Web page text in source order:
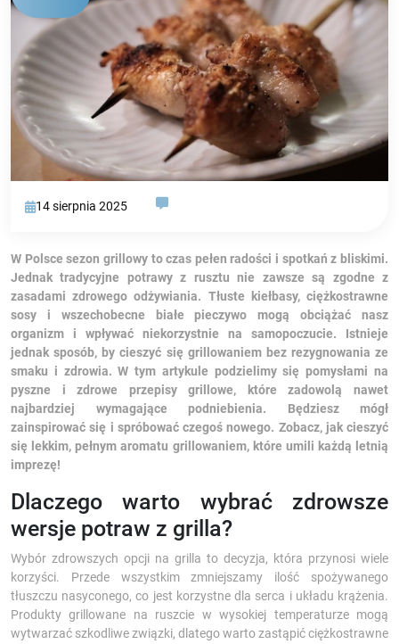
14 sierpnia 2025
W Polsce sezon grillowy to czas pełen radości i spotkań z bliskimi.
Jednak tradycyjne potrawy z rusztu nie zawsze są zgodne z
zasadami zdrowego odżywiania. Tłuste kiełbasy, ciężkostrawne
sosy i wszechobecne białe pieczywo mogą obciążać nasz
organizm i wpływać niekorzystnie na samopoczucie. Istnieje
jednak sposób, by cieszyć się grillowaniem bez rezygnowania ze
smaku i zdrowia. W tym artykule podzielimy się pomysłami na
pyszne i zdrowe przepisy grillowe, które zadowolą nawet
najbardziej wymagające podniebienia. Będziesz mógł
zainspirować się i spróbować czegoś nowego. Zobacz, jak cieszyć
się lekkim, pełnym aromatu grillowaniem, które umili każdą letnią
imprezę!
Dlaczego warto wybrać zdrowsze
wersje potraw z grilla?
Wybór zdrowszych opcji na grilla to decyzja, która przynosi wiele
korzyści. Przede wszystkim zmniejszamy ilość spożywanego
tłuszczu nasyconego, co jest korzystne dla serca i układu krążenia.
Produkty grillowane na ruszcie w wysokiej temperaturze mogą
wytwarzać szkodliwe związki, dlatego warto zastąpić ciężkostrawne